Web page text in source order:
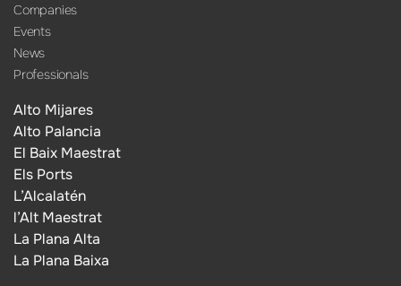
Companies
Events
News
Professionals
Alto Mijares
Alto Palancia
El Baix Maestrat
Els Ports
L’Alcalatén
l’Alt Maestrat
La Plana Alta
La Plana Baixa